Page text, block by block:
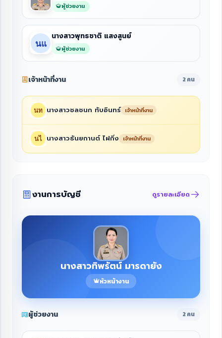
ผู้ช่วยงาน
นางสาวพุทธชาติ แสงสูนย์
ผู้ช่วยงาน
เจ้าหน้าที่งาน 2 คน
นางสาวชลชนก ทับอินทร์ เจ้าหน้าที่งาน
นางสาวธันยกานต์ ไฝกิ่ง เจ้าหน้าที่งาน
งานการบัญชี ดูรายละเอียด
นางสาวทิพรัตน์ มารดายัง
หัวหน้างาน
ผู้ช่วยงาน 2 คน